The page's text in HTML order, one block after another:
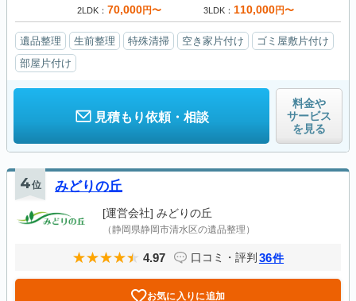
2LDK 70,000円〜 3LDK 110,000円〜
遺品整理 生前整理 特殊清掃 空き家片付け
ゴミ屋敷片付け
部屋片付け
見積もり依頼・相談
料金や
サービス
を見る
4位 みどりの丘
[運営会社] みどりの丘
（静岡県静岡市清水区の遺品整理）
4.97 口コミ・評判 36件
お気に入りに追加